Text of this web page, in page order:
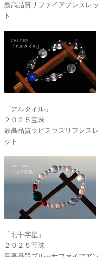
最高品質サファイアブレスレッ
ト
「アルタイル」
２０２５宝珠
最高品質ラピスラズリブレスレ
ット
「北十字星」
２０２５宝珠